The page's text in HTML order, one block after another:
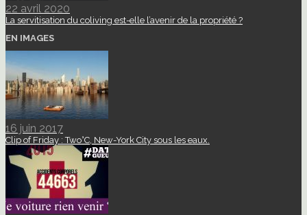
22 avril 2020
La servitisation du coliving est-elle l’avenir de la propriété ?
EN IMAGES
16 juin 2017
Clip of Friday : Two°C, New-York City sous les eaux.